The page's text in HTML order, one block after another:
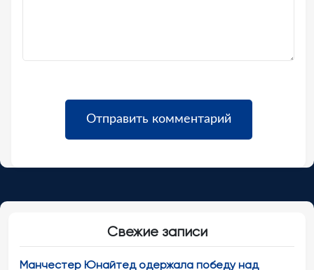
Свежие записи
Манчестер Юнайтед одержала победу над